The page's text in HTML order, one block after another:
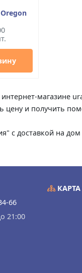
магазине
цену и получить
с доставкой на
66
21:00
КАРТА